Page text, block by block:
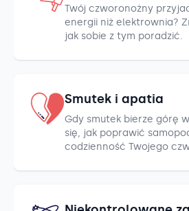
Twój czworonożny
energii niż elektrownia?
jak sobie z tym poradzić.
Smutek i apatia
Gdy smutek bierze górę
się, jak poprawić
codzienność Twojego